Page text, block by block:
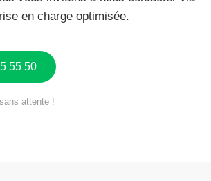
en charge optimisée.
55 50
attente !